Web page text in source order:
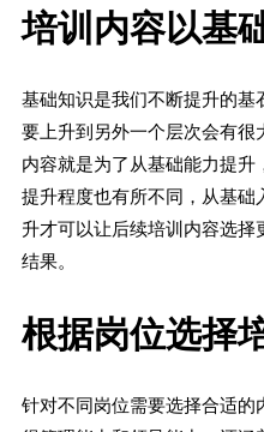
培训内容以基
基础知识是我们不断提升的基
要上升到另外一个层次会有很
内容就是为了从基础能力提
提升程度也有所不同，从基础
升才可以让后续培训内容选择
结果。
根据岗位选择
针对不同岗位需要选择合适的